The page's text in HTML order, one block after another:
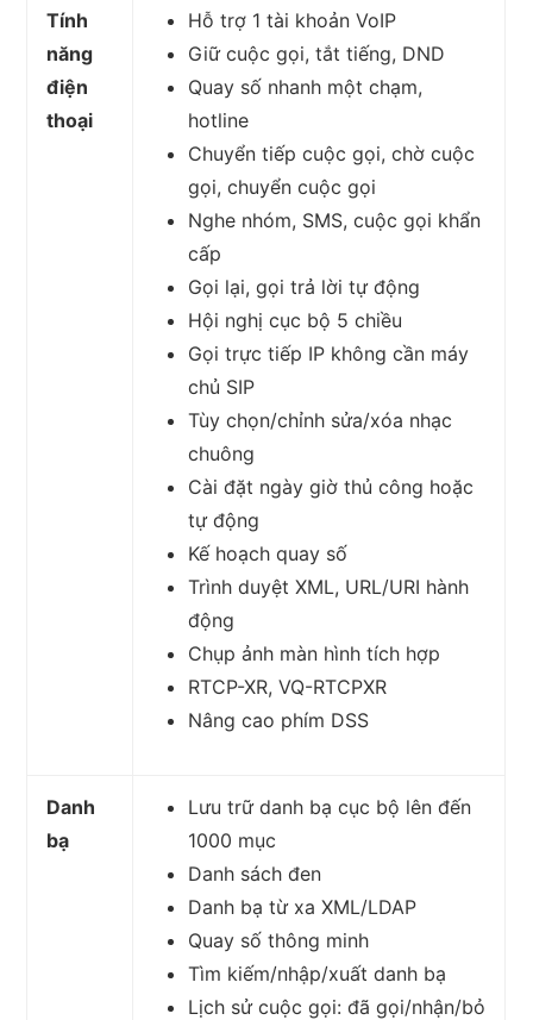
Tính
năng
điện
thoại
Hỗ trợ 1 tài khoản VoIP
Giữ cuộc gọi, tắt tiếng, DND
Quay số nhanh một chạm,
hotline
Chuyển tiếp cuộc gọi, chờ cuộc
gọi, chuyển cuộc gọi
Nghe nhóm, SMS, cuộc gọi khẩn
cấp
Gọi lại, gọi trả lời tự động
Hội nghị cục bộ 5 chiều
Gọi trực tiếp IP không cần máy
chủ SIP
Tùy chọn/chỉnh sửa/xóa nhạc
chuông
Cài đặt ngày giờ thủ công hoặc
tự động
Kế hoạch quay số
Trình duyệt XML, URL/URI hành
động
Chụp ảnh màn hình tích hợp
RTCP-XR, VQ-RTCPXR
Nâng cao phím DSS
Danh
bạ
Lưu trữ danh bạ cục bộ lên đến
1000 mục
Danh sách đen
Danh bạ từ xa XML/LDAP
Quay số thông minh
Tìm kiếm/nhập/xuất danh bạ
Lịch sử cuộc gọi: đã gọi/nhận/bỏ